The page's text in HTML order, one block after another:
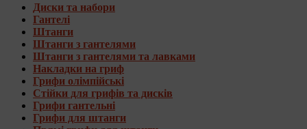
Диски та набори
Гантелі
Штанги
Штанги з гантелями
Штанги з гантелями та лавками
Накладки на гриф
Грифи олімпійські
Стійки для грифів та дисків
Грифи гантельні
Грифи для штанги